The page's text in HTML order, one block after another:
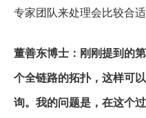
专家团队来处理会比较合适
董善东博士：刚刚提到的
个全链路的拓扑，这样可
询。我的问题是，在这个